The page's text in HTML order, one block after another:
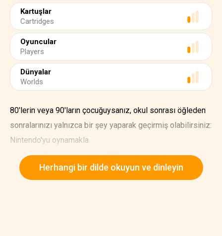
Kartuşlar
Cartridges
Oyuncular
Players
Dünyalar
Worlds
80'lerin veya 90'ların çocuğuysanız, okul sonrası öğleden
sonralarınızı yalnızca bir şey yaparak geçirmiş olabilirsiniz:
Nintendo'yu oynamakla.
Nintendo Eğlence Sistemi 1980'lerin ortalarında piyasaya
sürüldü ve zamanının en çok satan oyun konsolu oldu.
Herhangi bir dilde okuyun ve dinleyin